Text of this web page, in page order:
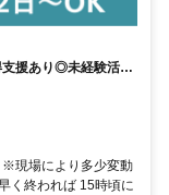
支援あり◎未経験活躍
です！
※現場により多少変動
く終われば 15時頃に